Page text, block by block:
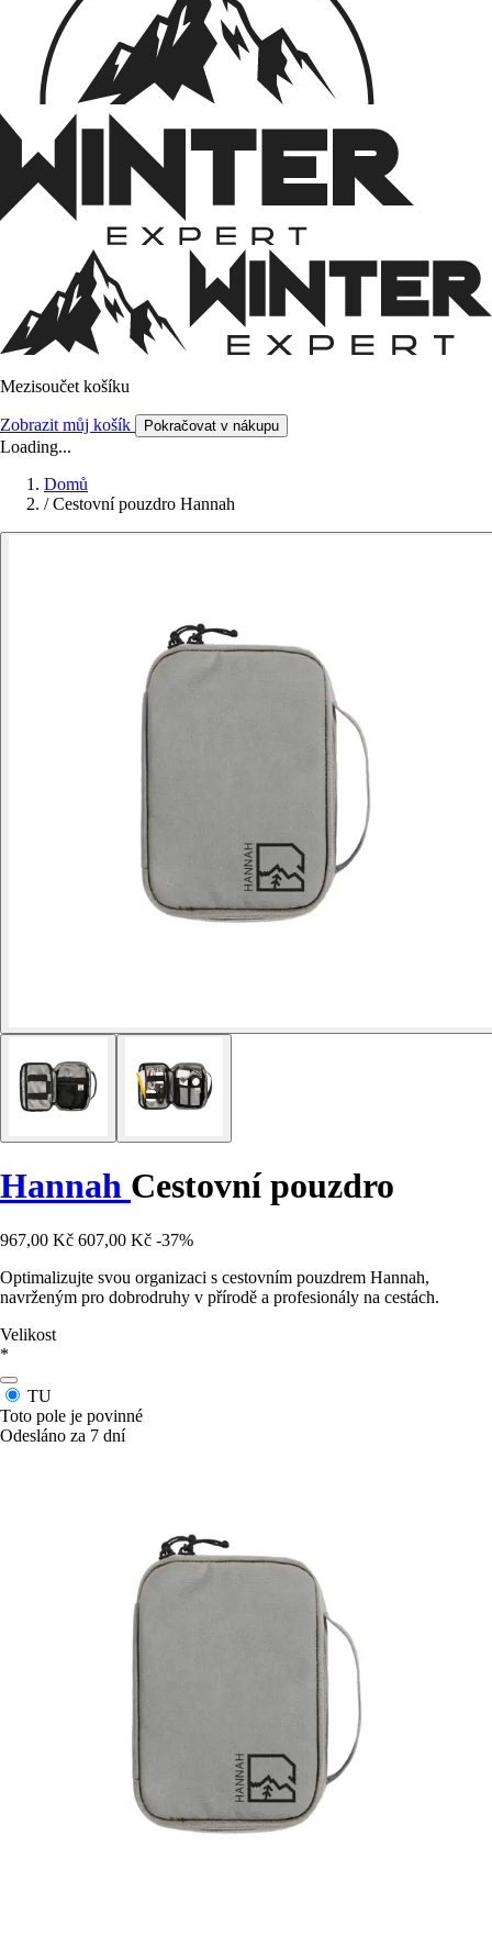
Mezisoučet košíku
Zobrazit můj košík Pokračovat v nákupu
Loading...
Domů
/ Cestovní pouzdro Hannah
Hannah Cestovní pouzdro
967,00 Kč 607,00 Kč -37%
Optimalizujte svou organizaci s cestovním pouzdrem Hannah,
navrženým pro dobrodruhy v přírodě a profesionály na cestách.
Velikost
*
TU
Toto pole je povinné
Odesláno za 7 dní